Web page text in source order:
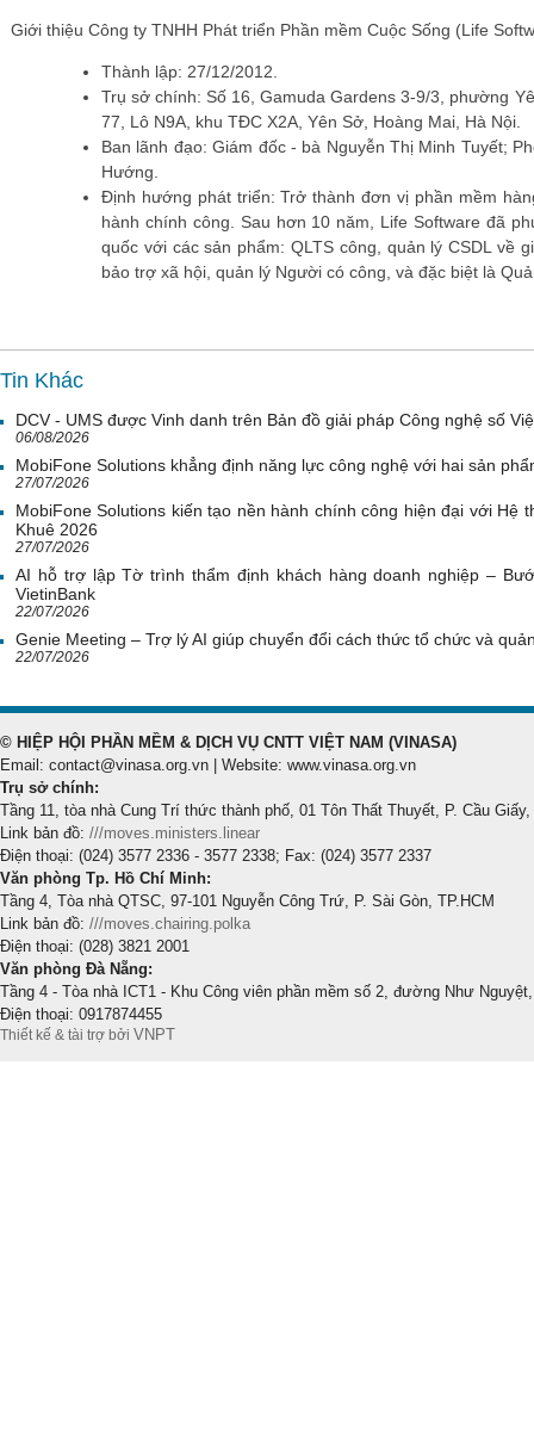
Giới thiệu Công ty TNHH Phát triển Phần mềm Cuộc Sống (Life
Thành lập: 27/12/2012.
Trụ sở chính: Số 16, Gamuda Gardens 3-9/3, phường
77, Lô N9A, khu TĐC X2A, Yên Sở, Hoàng Mai, Hà Nội.
Ban lãnh đạo: Giám đốc - bà Nguyễn Thị Minh Tuyết;
Hướng.
Định hướng phát triển: Trở thành đơn vị phần mềm
hành chính công. Sau hơn 10 năm, Life Software đã
quốc với các sản phẩm: QLTS công, quản lý CSDL về
bảo trợ xã hội, quản lý Người có công, và đặc biệt là
Tin Khác
DCV - UMS được Vinh danh trên Bản đồ giải pháp Công nghệ số
06/08/2026
MobiFone Solutions khẳng định năng lực công nghệ với hai sản
27/07/2026
MobiFone Solutions kiến tạo nền hành chính công hiện đại với Hệ
Khuê 2026
27/07/2026
AI hỗ trợ lập Tờ trình thẩm định khách hàng doanh nghiệp –
VietinBank
22/07/2026
Genie Meeting – Trợ lý AI giúp chuyển đổi cách thức tổ chức và
22/07/2026
© HIỆP HỘI PHẦN MỀM & DỊCH VỤ CNTT VIỆT NAM (VINASA)
Email: contact@vinasa.org.vn | Website: www.vinasa.org.vn
Trụ sở chính:
Tầng 11, tòa nhà Cung Trí thức thành phố, 01 Tôn Thất Thuyết, P. Cầu Giấy,
Link bản đồ: ///moves.ministers.linear
Điện thoại: (024) 3577 2336 - 3577 2338; Fax: (024) 3577 2337
Văn phòng Tp. Hồ Chí Minh:
Tầng 4, Tòa nhà QTSC, 97-101 Nguyễn Công Trứ, P. Sài Gòn, TP.HCM
Link bản đồ: ///moves.chairing.polka
Điện thoại: (028) 3821 2001
Văn phòng Đà Nẵng:
Tầng 4 - Tòa nhà ICT1 - Khu Công viên phần mềm số 2, đường Như
Điện thoại: 0917874455
Thiết kế & tài trợ bởi VNPT